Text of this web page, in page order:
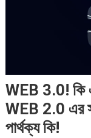
WEB 3.0! কি
WEB 2.0 এর
পার্থক্য কি!